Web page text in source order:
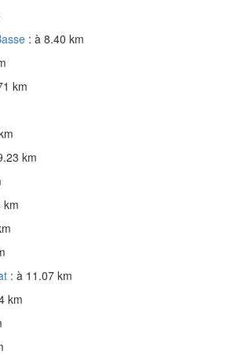
: à 8.40 km
km
km
km
: à 11.07 km
km